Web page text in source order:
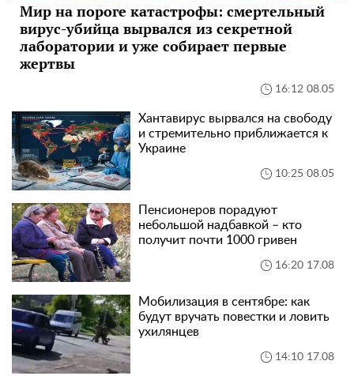
Мир на пороге катастрофы: смертельный
вирус-убийца вырвался из секретной
лаборатории и уже собирает первые
жертвы
16:12 08.05
Хантавирус вырвался на свободу
и стремительно приближается к
Украине
10:25 08.05
Пенсионеров порадуют
небольшой надбавкой – кто
получит почти 1000 гривен
16:20 17.08
Мобилизация в сентябре: как
будут вручать повестки и ловить
ухилянцев
14:10 17.08